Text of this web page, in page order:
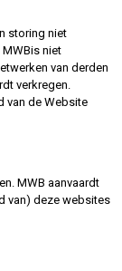
storing niet
niet
van derden
verkregen.
van de Website
MWB aanvaardt
van) deze websites